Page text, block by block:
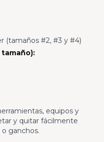
(tamaños #2, #3 y #4)
tamaño):
equipos y
y quitar fácilmente
ganchos.